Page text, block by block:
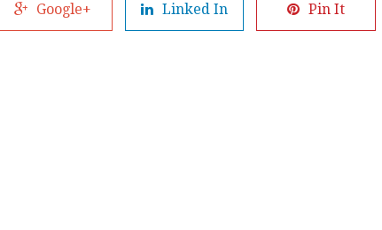
Google+ Linked In Pin It